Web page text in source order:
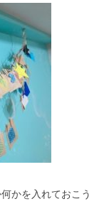
かを入れておこう